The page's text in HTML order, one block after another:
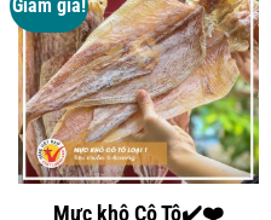
nhiều
biến
thể.
Các
tùy
chọn
có
thể
được
Giảm giá!
Mực khô Cô Tô✔️❤️